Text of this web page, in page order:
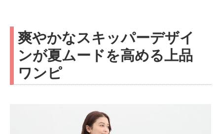
爽やかなスキッパーデザイ
ンが夏ムードを高める上品
ワンピ